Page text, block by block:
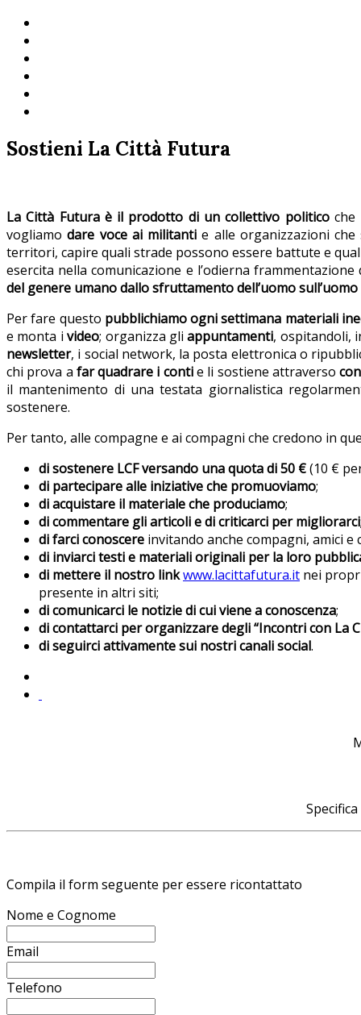
Sostieni La Città Futura
La Città Futura è il prodotto di un collettivo politicoche
vogliamodare voce ai militanti e alle organizzazioni
territori, capire quali strade possono essere battute e
esercita nella comunicazione e l’odierna
del genere umano dallo sfruttamento dell’uomo
Per fare questo pubblichiamo ogni settimana materiali
e monta ivideo; organizza gliappuntamenti, ospitandoli,
newsletter, i social network, la posta elettronica o
chi prova a far quadrare i contie li sostiene attraverso
il mantenimento di una testata giornalistica
sostenere.
Per tanto, alle compagne e ai compagni che credono in
di sostenere LCF versando una quota di 50 €(10 €
di partecipare alle iniziative che promuoviamo;
di acquistare il materiale che produciamo;
di commentare gli articoli e di criticarci per migliorarci
di farci conoscere invitando anche compagni, amici
di inviarci testi e materiali originali per la loro
di mettere il nostro linkwww.lacittafutura.it nei
presente in altri siti;
di comunicarci le notizie di cui viene a conoscenza;
di contattarci per organizzare degli “Incontri con La
di seguirci attivamente sui nostri canali social.
Compila il form seguente per essere ricontattato
Nome e Cognome
Email
Telefono